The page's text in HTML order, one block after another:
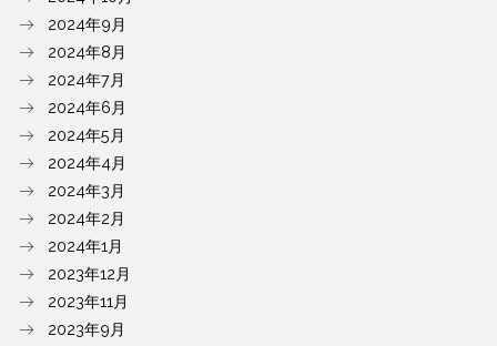
2024年9月
2024年8月
2024年7月
2024年6月
2024年5月
2024年4月
2024年3月
2024年2月
2024年1月
2023年12月
2023年11月
2023年9月